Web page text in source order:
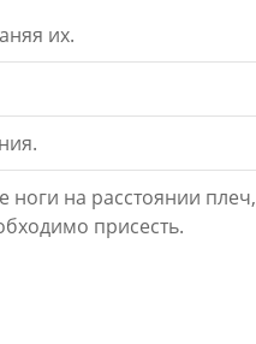
их.
ноги на расстоянии плеч,
присесть.